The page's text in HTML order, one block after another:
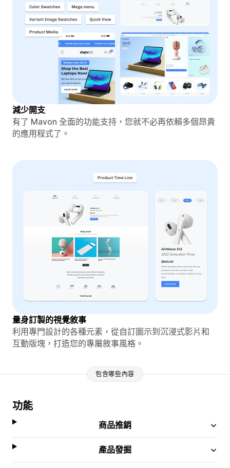
減少開支
有了 Mavon 全面的功能支持，您就不必再依賴​​多個昂貴
的應用程式了。
量身訂製的視覺敘事
利用專門設計的各種元素，從自訂圖示到沉浸式影片和
互動版塊，打造您的專屬敘事風格。
包含哪些內容
功能
商品推銷
產品發掘